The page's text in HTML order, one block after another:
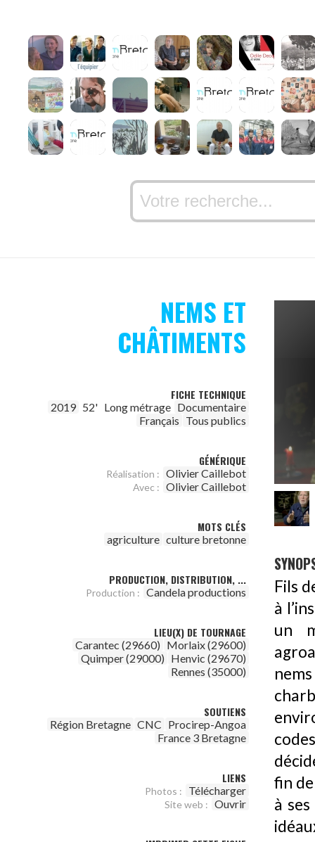
NEMS ET
CHÂTIMENTS
FICHE TECHNIQUE
2019 52' Long métrage Documentaire
Français Tous publics
GÉNÉRIQUE
Réalisation : Olivier Caillebot
Avec : Olivier Caillebot
MOTS CLÉS
agriculture culture bretonne
PRODUCTION, DISTRIBUTION, ...
Production : Candela productions
LIEU(X) DE TOURNAGE
Carantec (29660) Morlaix (29600)
Quimper (29000) Henvic (29670)
Rennes (35000)
SOUTIENS
Région Bretagne CNC Procirep-Angoa
France 3 Bretagne
LIENS
Photos : Télécharger
Site web : Ouvrir
Fils
à
un
fin
à